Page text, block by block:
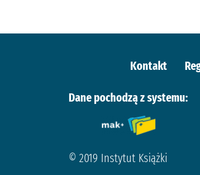
Kontakt
Dane pochodzą z systemu:
© 2019 Instytut Książki